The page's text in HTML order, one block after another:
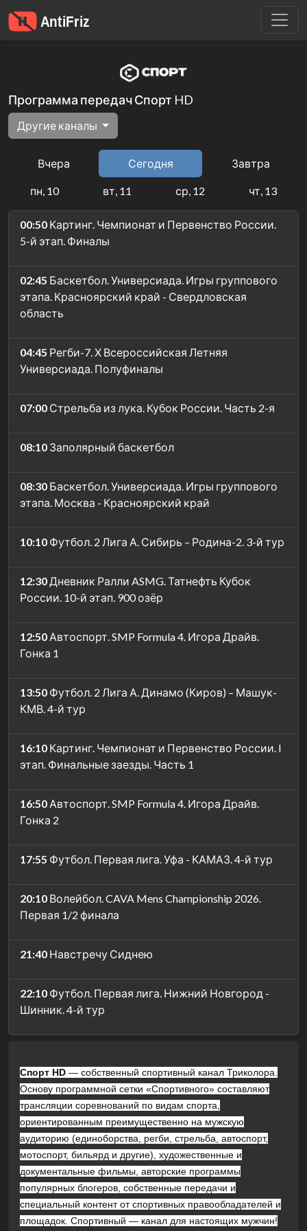
Программа передач Спорт HD
Другие каналы
Вчера Сегодня Завтра
пн, 10 вт, 11 ср, 12 чт, 13
00:50 Картинг. Чемпионат и Первенство России.
5-й этап. Финалы
02:45 Баскетбол. Универсиада. Игры группового
этапа. Красноярский край - Свердловская
область
04:45 Регби-7. Х Всероссийская Летняя
Универсиада. Полуфиналы
07:00 Стрельба из лука. Кубок России. Часть 2-я
08:10 Заполярный баскетбол
08:30 Баскетбол. Универсиада. Игры группового
этапа. Москва - Красноярский край
10:10 Футбол. 2 Лига А. Сибирь – Родина-2. 3-й тур
12:30Дневник Ралли ASMG. Татнефть Кубок
России. 10-й этап. 900 озёр
12:50 Автоспорт. SMP Formula 4. Игора Драйв.
Гонка 1
13:50 Футбол. 2 Лига А. Динамо (Киров) – Машук-
КМВ. 4-й тур
16:10 Картинг. Чемпионат и Первенство России. I
этап. Финальные заезды. Часть 1
16:50 Автоспорт. SMP Formula 4. Игора Драйв.
Гонка 2
17:55 Футбол. Первая лига. Уфа - КАМАЗ. 4-й тур
20:10 Волейбол. CAVA Mens Championship 2026.
Первая 1/2 финала
21:40 Навстречу Сиднею
22:10 Футбол. Первая лига. Нижний Новгород -
Шинник. 4-й тур
Спорт HD — собственный спортивный канал Триколора.
Основу программной сетки «Спортивного» составляют
трансляции соревнований по видам спорта,
ориентированным преимущественно на мужскую
аудиторию (единоборства, регби, стрельба, автоспорт,
мотоспорт, бильярд и другие), художественные и
документальные фильмы, авторские программы
популярных блогеров, собственные передачи и
специальный контент от спортивных правообладателей и
площадок. Спортивный — канал для настоящих мужчин!